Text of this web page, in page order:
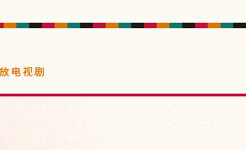
电视剧